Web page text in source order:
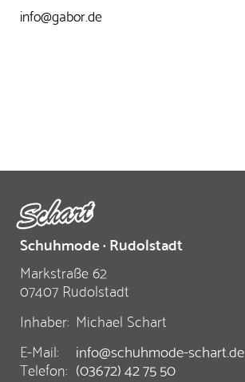
info@gabor.de
Schuhmode · Rudolstadt
Markstraße 62
07407 Rudolstadt
Inhaber: Michael Schart
E-Mail:
info@schuhmode-schart.de
Telefon: (03672) 42 75 50